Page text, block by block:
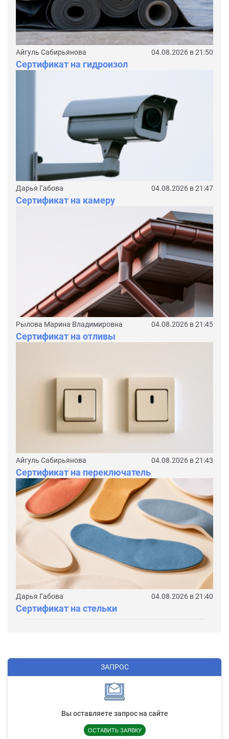
Айгуль Сабирьянова 04.08.2026 в 21:50
Сертификат на гидроизол
Дарья Габова 04.08.2026 в 21:47
Сертификат на камеру
Рылова Марина Владимировна 04.08.2026 в 21:45
Сертификат на отливы
Айгуль Сабирьянова 04.08.2026 в 21:43
Сертификат на переключатель
Дарья Габова 04.08.2026 в 21:40
Сертификат на стельки
ЗАПРОС
Вы оставляете запрос на сайте
ОСТАВИТЬ ЗАЯВКУ